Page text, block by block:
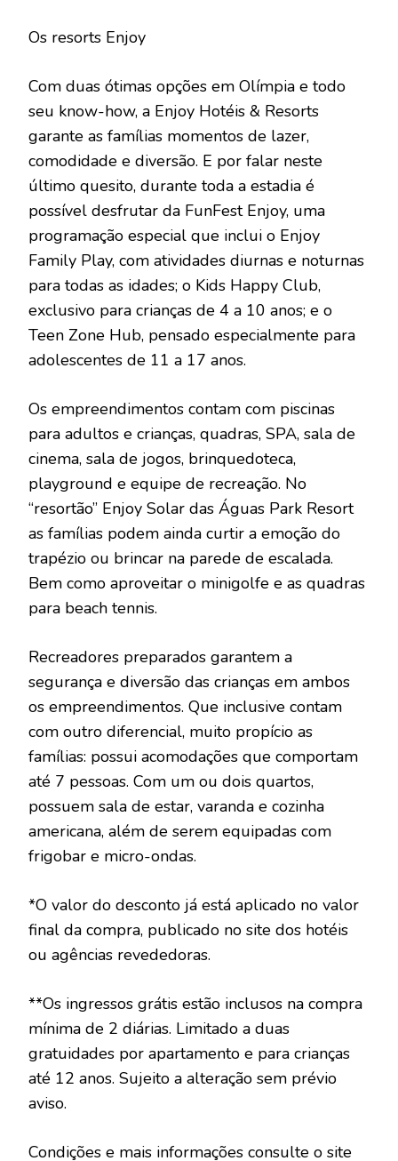
Os resorts Enjoy
Com duas ótimas opções em Olímpia e todo
seu know-how, a Enjoy Hotéis & Resorts
garante as famílias momentos de lazer,
comodidade e diversão. E por falar neste
último quesito, durante toda a estadia é
possível desfrutar da FunFest Enjoy, uma
programação especial que inclui o Enjoy
Family Play, com atividades diurnas e noturnas
para todas as idades; o Kids Happy Club,
exclusivo para crianças de 4 a 10 anos; e o
Teen Zone Hub, pensado especialmente para
adolescentes de 11 a 17 anos.
Os empreendimentos contam com piscinas
para adultos e crianças, quadras, SPA, sala de
cinema, sala de jogos, brinquedoteca,
playground e equipe de recreação. No
“resortão” Enjoy Solar das Águas Park Resort
as famílias podem ainda curtir a emoção do
trapézio ou brincar na parede de escalada.
Bem como aproveitar o minigolfe e as quadras
para beach tennis.
Recreadores preparados garantem a
segurança e diversão das crianças em ambos
os empreendimentos. Que inclusive contam
com outro diferencial, muito propício as
famílias: possui acomodações que comportam
até 7 pessoas. Com um ou dois quartos,
possuem sala de estar, varanda e cozinha
americana, além de serem equipadas com
frigobar e micro-ondas.
*O valor do desconto já está aplicado no valor
final da compra, publicado no site dos hotéis
ou agências revededoras.
**Os ingressos grátis estão inclusos na compra
mínima de 2 diárias. Limitado a duas
gratuidades por apartamento e para crianças
até 12 anos. Sujeito a alteração sem prévio
aviso.
Condições e mais informações consulte o site